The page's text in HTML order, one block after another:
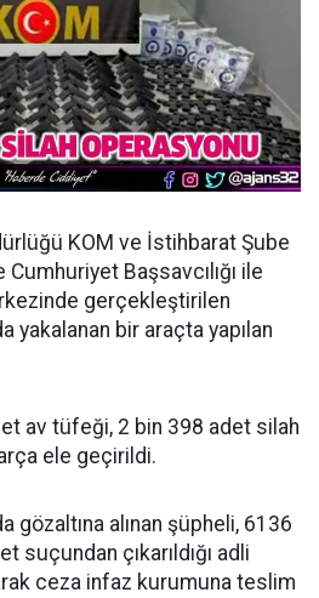
KOM ve İstihbarat Şube
Başsavcılığı ile
gerçekleştirilen
yakalanan bir araçta yapılan
av tüfeği, 2 bin 398 adet silah
ele geçirildi.
gözaltına alınan şüpheli, 6136
suçundan çıkarıldığı adli
ceza infaz kurumuna teslim